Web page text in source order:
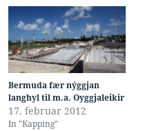
Bermuda fær nýggjan
langhyl til m.a. Oyggjaleikir
17. februar 2012
In "Kapping"